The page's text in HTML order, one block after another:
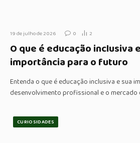
19 de julho de 2026 0 2
O que é educação inclusiva
importância para o futuro
Entenda o que é educação inclusiva e sua
desenvolvimento profissional e o
CURIOSIDADES